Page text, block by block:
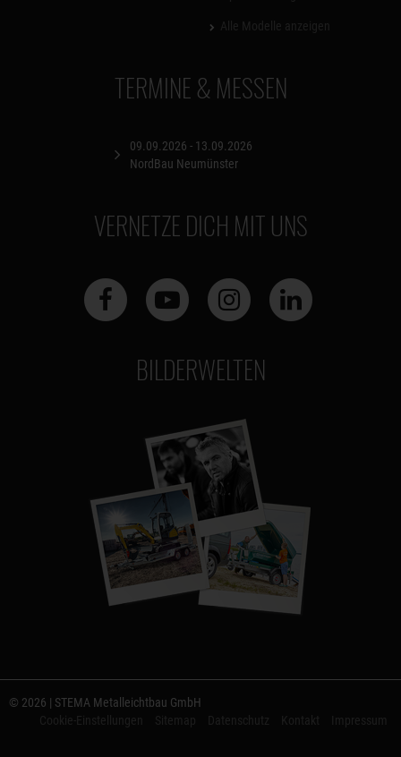
TERMINE & MESSEN
09.09.2026 - 13.09.2026
NordBau Neumünster
VERNETZE DICH MIT UNS
BILDERWELTEN
© 2026 | STEMA Metalleichtbau GmbH